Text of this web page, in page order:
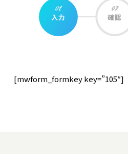
キーワードで見るWILL
[mwform_formkey key=”105″]